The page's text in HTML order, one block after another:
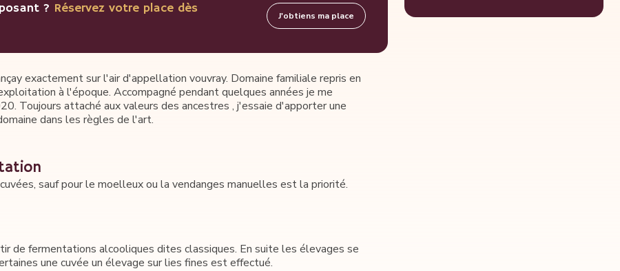
? Réservez votre place dès
J'obtiens ma place
exactement sur l'air d'appellation vouvray. Domaine familiale repris en
à l'époque. Accompagné pendant quelques années je me
Toujours attaché aux valeurs des ancestres , j'essaie d'apporter une
dans les règles de l'art.
sauf pour le moelleux ou la vendanges manuelles est la priorité.
de fermentations alcooliques dites classiques. En suite les élevages se
une cuvée un élevage sur lies fines est effectué.